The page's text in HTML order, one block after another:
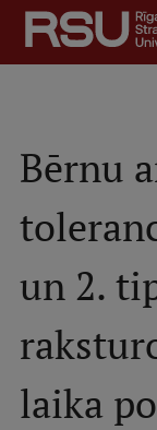
Skip
main
content
Search
Mobile
izvēlne
Students
For Staff
For Employers
Contacts
Bērnu
un 2.
laika